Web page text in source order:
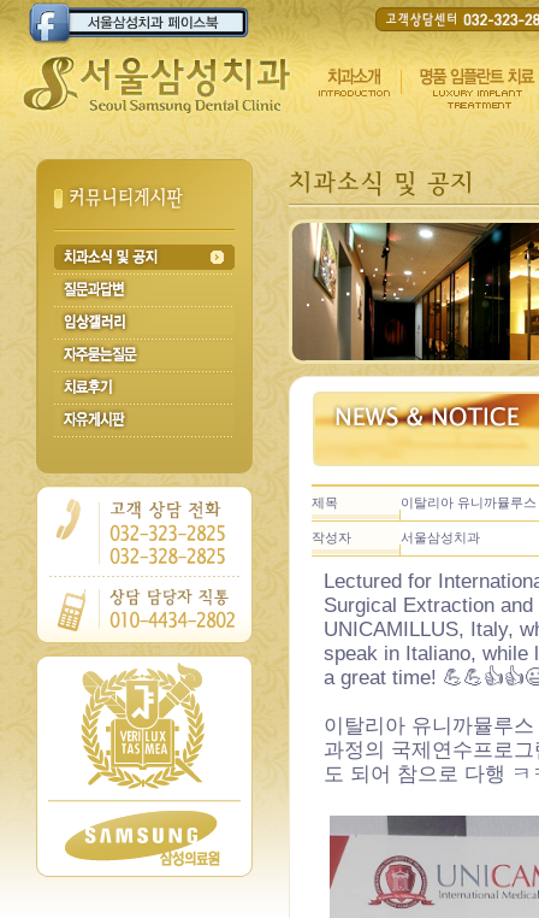
제목 이탈리아 유니까뮬루
작성자 서울삼성치과
Lectured for
Surgical Extraction
UNICAMILLUS, Italy,
speak in Italiano, while
a great time!
이탈리아 유니까뮬루
과정의 국제연수프로
도 되어 참으로 다행